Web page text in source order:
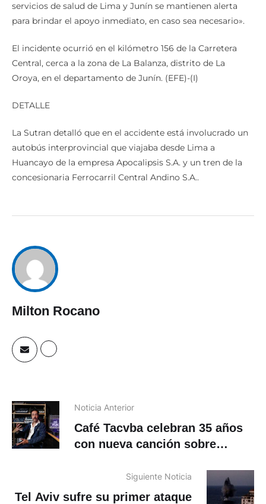
servicios de salud de Lima y Junín se mantienen alerta
para brindar el apoyo inmediato, en caso sea necesario».
El incidente ocurrió en el kilómetro 156 de la Carretera
Central, cerca a la zona de La Balanza, distrito de La
Oroya, en el departamento de Junín. (EFE)-(I)
DETALLE
La Sutran detalló que en el accidente está involucrado un
autobús interprovincial que viajaba desde Lima a
Huancayo de la empresa Apocalipsis S.A. y un tren de la
concesionaria Ferrocarril Central Andino S.A..
Milton Rocano
Noticia Anterior
Café Tacvba celebran 35 años
con nueva canción sobre
Siguiente Noticia
Tel Aviv sufre su primer ataque